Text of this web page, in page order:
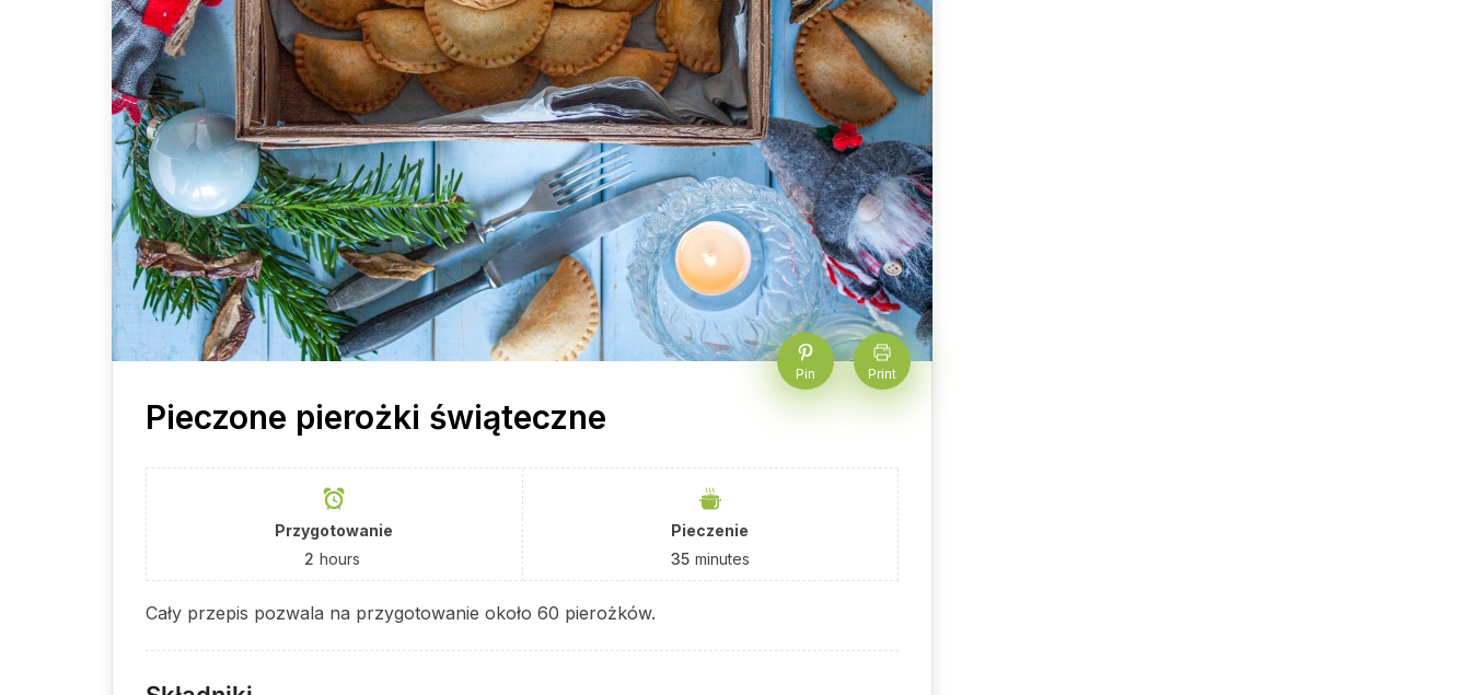
Pin Print
Pieczone pierożki świąteczne
Przygotowanie
2 hours
Pieczenie
35 minutes
Cały przepis pozwala na przygotowanie około 60 pierożków.